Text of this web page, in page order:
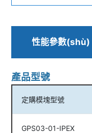
性能參數(shù)
產品型號
定購模塊型號
GPS03-01-IPEX